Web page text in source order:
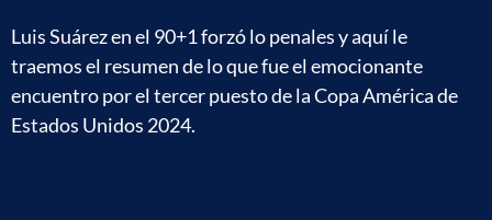
Luis Suárez en el 90+1 forzó lo penales y aquí le
traemos el resumen de lo que fue el emocionante
encuentro por el tercer puesto de la Copa América de
Estados Unidos 2024.